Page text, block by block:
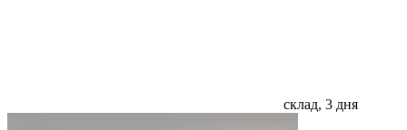
склад, 3 дня